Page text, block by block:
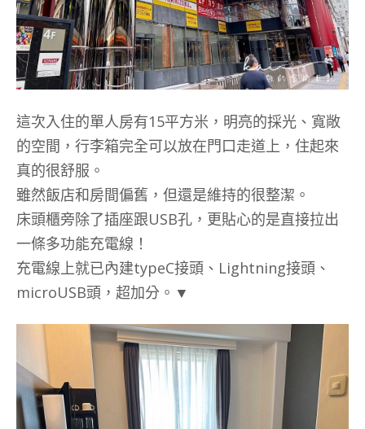
這次入住的單人房有15平方米，明亮的採光、寬敞
的空間，行李箱完全可以放在門口走道上，住起來
真的很舒服。
雖然飯店和房間偏舊，但還是維持的很整潔。
床頭櫃旁除了插座跟USB孔，更貼心的是直接拉出
一條多功能充電線！
充電線上就已內建typeC接頭、Lightning接頭、
microUSB頭，超加分。▼